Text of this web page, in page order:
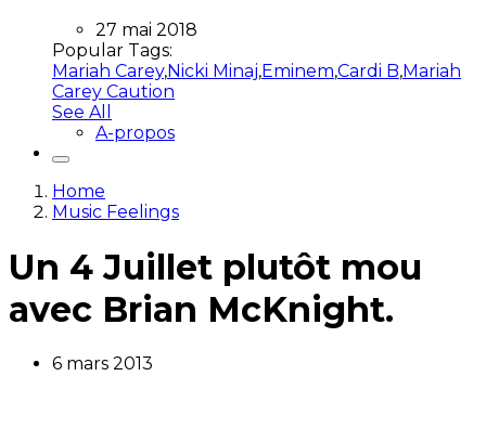
27 mai 2018
Popular Tags:
Mariah Carey,Nicki Minaj,Eminem,Cardi B,Mariah
Carey Caution
See All
A-propos
Home
Music Feelings
Un 4 Juillet plutôt mou
avec Brian McKnight.
6 mars 2013